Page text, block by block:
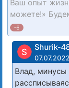
Ваш опыт
можете!»
-6
S Shurik-
Влад, минусы